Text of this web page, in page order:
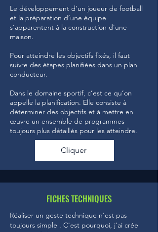
Le développement d’un joueur de football
et la préparation d’une équipe
s’apparentent à la construction d’une
maison.
Pour atteindre les objectifs fixés, il faut
suivre des étapes planifiées dans un plan
conducteur.
Dans le domaine sportif, c’est ce qu’on
appelle la planification. Elle consiste à
déterminer des objectifs et à mettre en
œuvre un ensemble de programmes
toujours plus détaillés pour les atteindre.
Cliquer
FICHES TECHNIQUES
Réaliser un geste technique n'est pas
toujours simple . C'est pourquoi, j'ai crée